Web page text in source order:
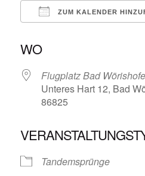
ZUM KALENDER
WO
Flugplatz Bad
Unteres Hart 12, Bad
86825
Tandemsprünge